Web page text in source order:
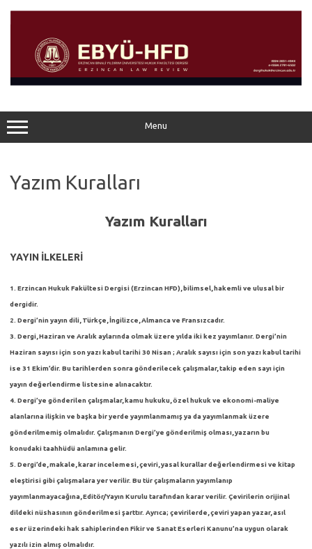
content
Menu
Yazım Kuralları
Yazım Kuralları
YAYIN İLKELERİ
1. Erzincan Hukuk Fakültesi Dergisi (Erzincan HFD), bilimsel, hakemli ve ulusal bir
dergidir.
2. Dergi’nin yayın dili, Türkçe, İngilizce, Almanca ve Fransızcadır.
3. Dergi, Haziran ve Aralık aylarında olmak üzere yılda iki kez yayımlanır. Dergi’nin
Haziran sayısı için son yazı kabul tarihi 30 Nisan ; Aralık sayısı için son yazı kabul tarihi
ise 31 Ekim’dir. Bu tarihlerden sonra gönderilecek çalışmalar, takip eden sayı için
yayın değerlendirme listesine alınacaktır.
4. Dergi’ye gönderilen çalışmalar, kamu hukuku, özel hukuk ve ekonomi-maliye
alanlarına ilişkin ve başka bir yerde yayımlanmamış ya da yayımlanmak üzere
gönderilmemiş olmalıdır. Çalışmanın Dergi’ye gönderilmiş olması, yazarın bu
konudaki taahhüdü anlamına gelir.
5. Dergi’de, makale, karar incelemesi, çeviri, yasal kurallar değerlendirmesi ve kitap
eleştirisi gibi çalışmalara yer verilir. Bu tür çalışmaların yayımlanıp
yayımlanmayacağına, Editör/Yayın Kurulu tarafından karar verilir. Çevirilerin orijinal
dildeki nüshasının gönderilmesi şarttır. Ayrıca; çevirilerde, çeviri yapan yazar, asıl
eser üzerindeki hak sahiplerinden Fikir ve Sanat Eserleri Kanunu’na uygun olarak
yazılı izin almış olmalıdır.